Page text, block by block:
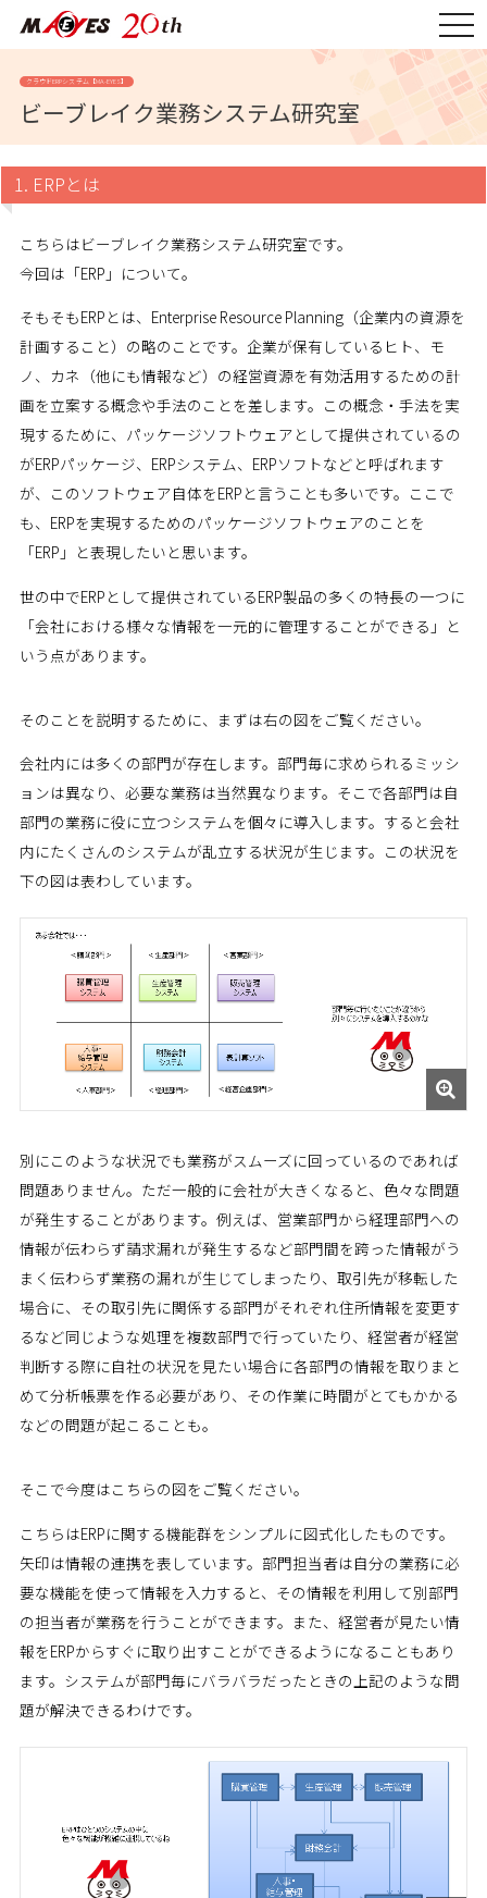
クラウドERPシステム【MA-EYES】
ビーブレイク業務システム研究室
1. ERPとは
こちらはビーブレイク業務システム研究室です。
今回は「ERP」について。
そもそもERPとは、Enterprise Resource Planning（企業内の資源を
計画すること）の略のことです。企業が保有しているヒト、モ
ノ、カネ（他にも情報など）の経営資源を有効活用するための計
画を立案する概念や手法のことを差します。この概念・手法を実
現するために、パッケージソフトウェアとして提供されているの
がERPパッケージ、ERPシステム、ERPソフトなどと呼ばれます
が、このソフトウェア自体をERPと言うことも多いです。ここで
も、ERPを実現するためのパッケージソフトウェアのことを
「ERP」と表現したいと思います。
世の中でERPとして提供されているERP製品の多くの特長の一つに
「会社における様々な情報を一元的に管理することができる」と
いう点があります。
そのことを説明するために、まずは右の図をご覧ください。
会社内には多くの部門が存在します。部門毎に求められるミッシ
ョンは異なり、必要な業務は当然異なります。そこで各部門は自
部門の業務に役に立つシステムを個々に導入します。すると会社
内にたくさんのシステムが乱立する状況が生じます。この状況を
下の図は表わしています。
別にこのような状況でも業務がスムーズに回っているのであれば
問題ありません。ただ一般的に会社が大きくなると、色々な問題
が発生することがあります。例えば、営業部門から経理部門への
情報が伝わらず請求漏れが発生するなど部門間を跨った情報がう
まく伝わらず業務の漏れが生じてしまったり、取引先が移転した
場合に、その取引先に関係する部門がそれぞれ住所情報を変更す
るなど同じような処理を複数部門で行っていたり、経営者が経営
判断する際に自社の状況を見たい場合に各部門の情報を取りまと
めて分析帳票を作る必要があり、その作業に時間がとてもかかる
などの問題が起こることも。
そこで今度はこちらの図をご覧ください。
こちらはERPに関する機能群をシンプルに図式化したものです。
矢印は情報の連携を表しています。部門担当者は自分の業務に必
要な機能を使って情報を入力すると、その情報を利用して別部門
の担当者が業務を行うことができます。また、経営者が見たい情
報をERPからすぐに取り出すことができるようになることもあり
ます。システムが部門毎にバラバラだったときの上記のような問
題が解決できるわけです。